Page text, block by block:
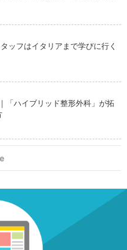
ッフはイタリアまで学びに行く
「ハイブリッド整形外科」が拓